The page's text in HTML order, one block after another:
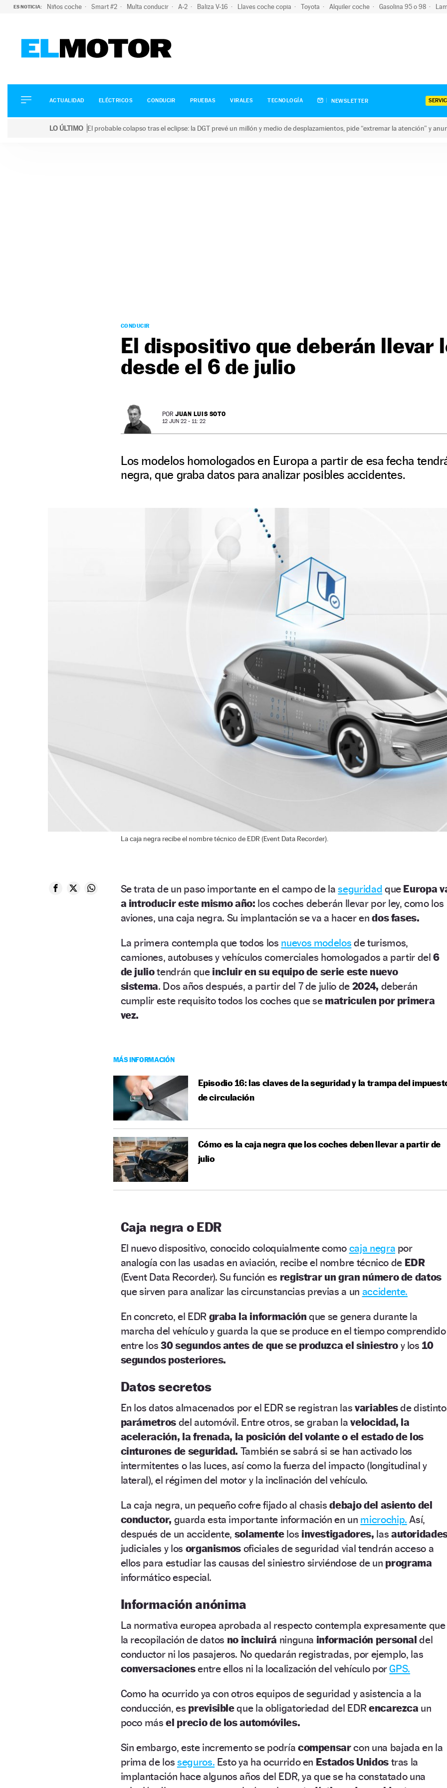
ES NOTICIA: Niños coche Smart #2 Multa conducir A-2 Baliza V-16 Llaves coche copia Toyota Alquiler coche Gasolina 95 o 98
ELÉCTRICOS
CONDUCIR
ACTUALIDAD ELÉCTRICOS CONDUCIR PRUEBAS VIRALES TECNOLOGÍA NEWSLETTER
LO ÚLTIMO El probable colapso tras el eclipse: la DGT prevé un millón y medio de desplazamientos, pide “extremar la atención” y
CONDUCIR
El dispositivo que deberán llevar
desde el 6 de julio
POR JUAN LUIS SOTO
12 JUN 22 - 11: 22
Los modelos homologados en Europa a partir de esa fecha
negra, que graba datos para analizar posibles accidentes.
La caja negra recibe el nombre técnico de EDR (Event Data Recorder).
Se trata de un paso importante en el campo de laseguridad que Europa
a introducir este mismo año: los coches deberán llevar por ley, como los
aviones, una caja negra. Su implantación se va a hacer endos fases.
La primera contempla que todos los nuevos modelos de turismos,
camiones, autobuses y vehículos comerciales homologados a partir del6
de juliotendrán queincluir en su equipo de serie este nuevo
sistema. Dos años después, a partir del 7 de julio de 2024, deberán
cumplir este requisito todos los coches que se matriculen por primera
vez.
MÁS INFORMACIÓN
Episodio 16: las claves de la seguridad y la trampa del
de circulación
Cómo es la caja negra que los coches deben llevar a partir de
julio
Caja negra o EDR
El nuevo dispositivo, conocido coloquialmente como caja negra por
analogía con las usadas en aviación, recibe el nombre técnico de EDR
(Event Data Recorder). Su función es registrar un gran número de datos
que sirven para analizar las circunstancias previas a un accidente.
En concreto, el EDR graba la información que se genera durante la
marcha del vehículo y guarda la que se produce en el tiempo comprendido
entre los30 segundos antes de que se produzca el siniestroy los 10
segundos posteriores.
Datos secretos
En los datos almacenados por el EDR se registran las variablesde
parámetros del automóvil. Entre otros, se graban lavelocidad, la
aceleración, la frenada, la posición del volante o el estado de los
cinturones de seguridad. También se sabrá si se han activado los
intermitentes o las luces, así como la fuerza del impacto (longitudinal y
lateral), el régimen del motor y la inclinación del vehículo.
La caja negra, un pequeño cofre fijado al chasisdebajo del asiento del
conductor, guarda esta importante información en un microchip. Así,
después de un accidente, solamentelos investigadores, las
judiciales y los organismos oficiales de seguridad vial tendrán acceso a
ellos para estudiar las causas del siniestro sirviéndose de un programa
informático especial.
Información anónima
La normativa europea aprobada al respecto contempla expresamente que
la recopilación de datos no incluirá ninguna información personal del
conductor ni los pasajeros. No quedarán registradas, por ejemplo, las
conversacionesentre ellos ni la localización del vehículo porGPS.
Como ha ocurrido ya con otros equipos de seguridad y asistencia a la
conducción, es previsibleque la obligatoriedad del EDRencarezca un
poco más el precio de los automóviles.
Sin embargo, este incremento se podría compensarcon una bajada en la
prima de los seguros. Esto ya ha ocurrido en Estados Unidos tras la
implantación hace algunos años del EDR, ya que se ha constatado una